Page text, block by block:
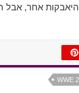
אחר, אבל
WWE